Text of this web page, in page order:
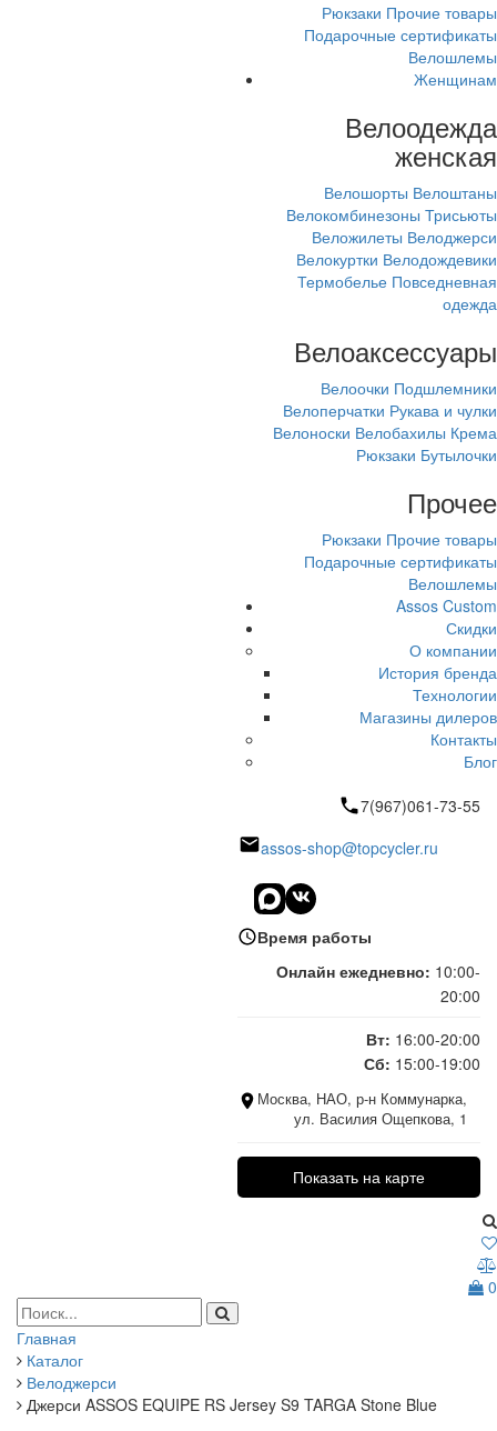
Рюкзаки Прочие товары
Подарочные сертификаты
Велошлемы
Женщинам
Велоодежда
женская
Велошорты Велоштаны
Велокомбинезоны Трисьюты
Веложилеты Велоджерси
Велокуртки Велодождевики
Термобелье Повседневная
одежда
Велоаксессуары
Велоочки Подшлемники
Велоперчатки Рукава и чулки
Велоноски Велобахилы Крема
Рюкзаки Бутылочки
Прочее
Рюкзаки Прочие товары
Подарочные сертификаты
Велошлемы
Assos Custom
Скидки
О компании
История бренда
Технологии
Магазины дилеров
Контакты
Блог
7(967)061-73-55
assos-shop@topcycler.ru
Время работы
Онлайн ежедневно: 10:00-
20:00
Вт: 16:00-20:00
Сб: 15:00-19:00
Москва, НАО, р-н Коммунарка,
ул. Василия Ощепкова, 1
Показать на карте
0
Главная
Каталог
Велоджерси
Джерси ASSOS EQUIPE RS Jersey S9 TARGA Stone Blue